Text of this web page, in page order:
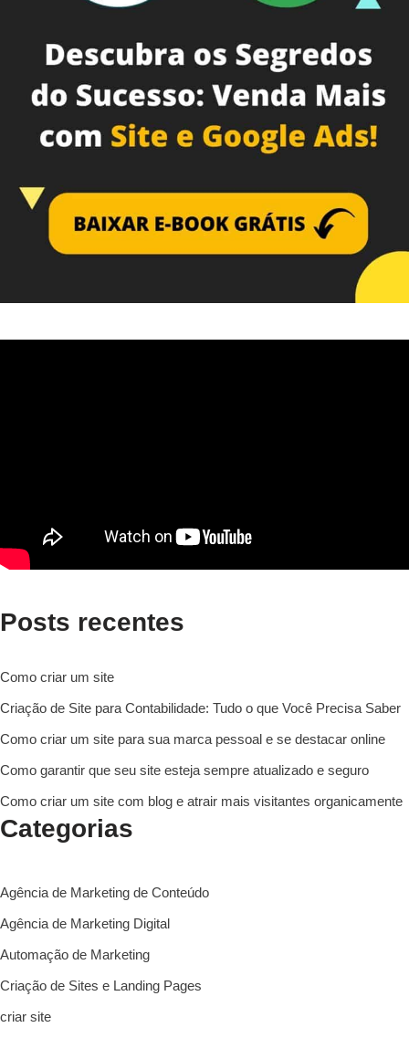
Posts recentes
Como criar um site
Criação de Site para Contabilidade: Tudo o que Você Precisa Saber
Como criar um site para sua marca pessoal e se destacar online
Como garantir que seu site esteja sempre atualizado e seguro
Como criar um site com blog e atrair mais visitantes organicamente
Categorias
Agência de Marketing de Conteúdo
Agência de Marketing Digital
Automação de Marketing
Criação de Sites e Landing Pages
criar site